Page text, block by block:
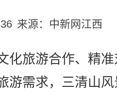
来源： 中新网江西
旅游合作、精准
游需求，三清山